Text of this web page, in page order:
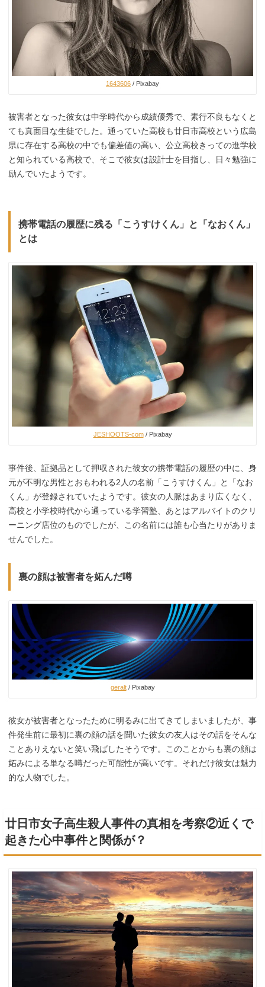
1643606 / Pixabay
被害者となった彼女は中学時代から成績優秀で、素行不良もなくと
ても真面目な生徒でした。通っていた高校も廿日市高校という広島
県に存在する高校の中でも偏差値の高い、公立高校きっての進学校
と知られている高校で、そこで彼女は設計士を目指し、日々勉強に
励んでいたようです。
携帯電話の履歴に残る「こうすけくん」と「なおくん」
とは
JESHOOTS-com/ Pixabay
事件後、証拠品として押収された彼女の携帯電話の履歴の中に、身
元が不明な男性とおもわれる2人の名前「こうすけくん」と「なお
くん」が登録されていたようです。彼女の人脈はあまり広くなく、
高校と小学校時代から通っている学習塾、あとはアルバイトのクリ
ーニング店位のものでしたが、この名前には誰も心当たりがありま
せんでした。
裏の顔は被害者を妬んだ噂
geralt/ Pixabay
彼女が被害者となったために明るみに出てきてしまいましたが、事
件発生前に最初に裏の顔の話を聞いた彼女の友人はその話をそんな
ことありえないと笑い飛ばしたそうです。このことからも裏の顔は
妬みによる単なる噂だった可能性が高いです。それだけ彼女は魅力
的な人物でした。
廿日市女子高生殺人事件の真相を考察②近くで
起きた心中事件と関係が？